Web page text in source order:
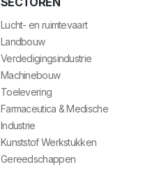
Lucht- en ruimtevaart
Landbouw
Verdedigingsindustrie
Machinebouw
Toelevering
Farmaceutica & Medische
Industrie
Kunststof Werkstukken
Gereedschappen